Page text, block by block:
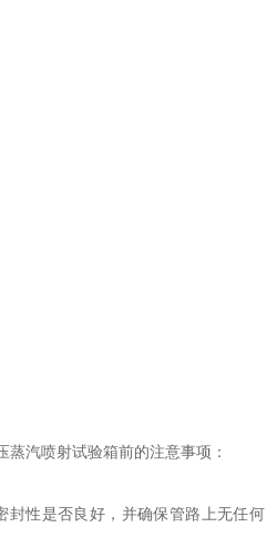
汽喷射试验箱前的注意事项：
性是否良好，并确保管路上无任何